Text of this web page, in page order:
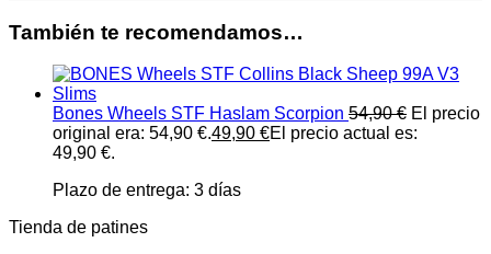
También te recomendamos…
Bones Wheels STF Haslam Scorpion 54,90€ El precio
original era: 54,90 €.49,90 €El precio actual es:
49,90 €.
Plazo de entrega: 3 días
Tienda de patines